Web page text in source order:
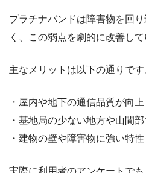
プラチナバンドは障害物を回
く、この弱点を劇的に改善して
主なメリットは以下の通りです
・屋内や地下の通信品質が向上
・基地局の少ない地方や山間
・建物の壁や障害物に強い特性
実際に利用者のアンケートで